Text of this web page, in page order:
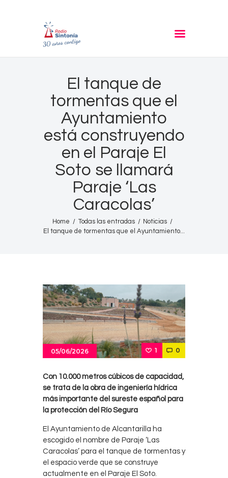
El tanque de
tormentas que el
Ayuntamiento
está construyendo
en el Paraje El
Soto se llamará
Paraje ‘Las
Caracolas’
Home Todas las entradas
Noticias
El tanque de tormentas que el Ayuntamiento...
RADIO SINTONIA
Informativos
Entrevistas
Noticias
Podcast
PROGRAMACIÓN
Nuestra Historia
Contacto
05/06/2026 1 0
Con 10.000 metros cúbicos de capacidad,
se trata de la obra de ingeniería hídrica
más importante del sureste español para
la protección del Río Segura
El Ayuntamiento de Alcantarilla ha
escogido el nombre de Paraje ‘Las
Caracolas’ para el tanque de tormentas y
el espacio verde que se construye
actualmente en el Paraje El Soto.